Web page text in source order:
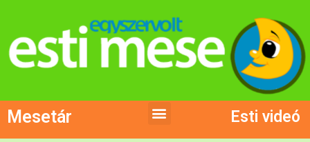
Mesetár Esti videó